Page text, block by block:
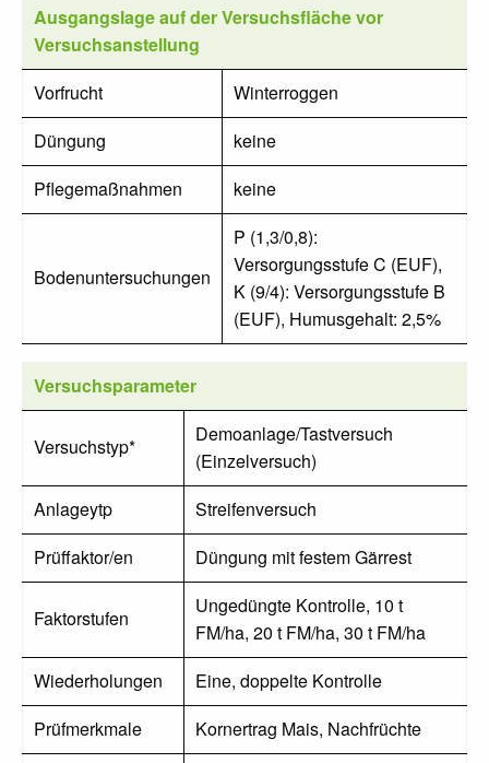
Ausgangslage auf der Versuchsfläche vor
Versuchsanstellung
Vorfrucht
Winterroggen
Düngung
keine
Pflegemaßnahmen
keine
Bodenuntersuchungen
P (1,3/0,8):
Versorgungsstufe C (EUF),
K (9/4): Versorgungsstufe B
(EUF), Humusgehalt: 2,5%
Versuchsparameter
Versuchstyp*
Demoanlage/Tastversuch
(Einzelversuch)
Anlageytp
Streifenversuch
Prüffaktor/en
Düngung mit festem Gärrest
Faktorstufen
Ungedüngte Kontrolle, 10 t
FM/ha, 20 t FM/ha, 30 t FM/ha
Wiederholungen
Eine, doppelte Kontrolle
Prüfmerkmale
Kornertrag Mais, Nachfrüchte